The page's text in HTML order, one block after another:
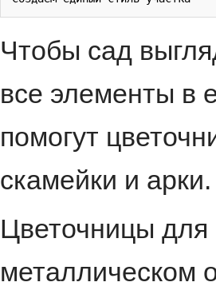
Чтобы сад
все элементы в
помогут
скамейки и арки.
Цветочницы для
металлическом